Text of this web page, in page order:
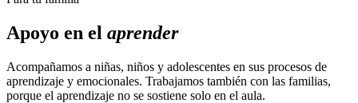
Apoyo en el aprender
Acompañamos a niñas, niños y adolescentes en sus procesos de
aprendizaje y emocionales. Trabajamos también con las familias,
porque el aprendizaje no se sostiene solo en el aula.